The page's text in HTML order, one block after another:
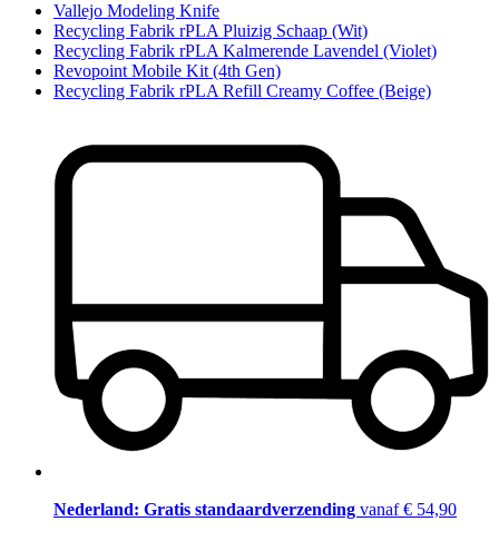
Vallejo Modeling Knife
Recycling Fabrik rPLA Pluizig Schaap (Wit)
Recycling Fabrik rPLA Kalmerende Lavendel (Violet)
Revopoint Mobile Kit (4th Gen)
Recycling Fabrik rPLA Refill Creamy Coffee (Beige)
Nederland: Gratis standaardverzending vanaf € 54,90